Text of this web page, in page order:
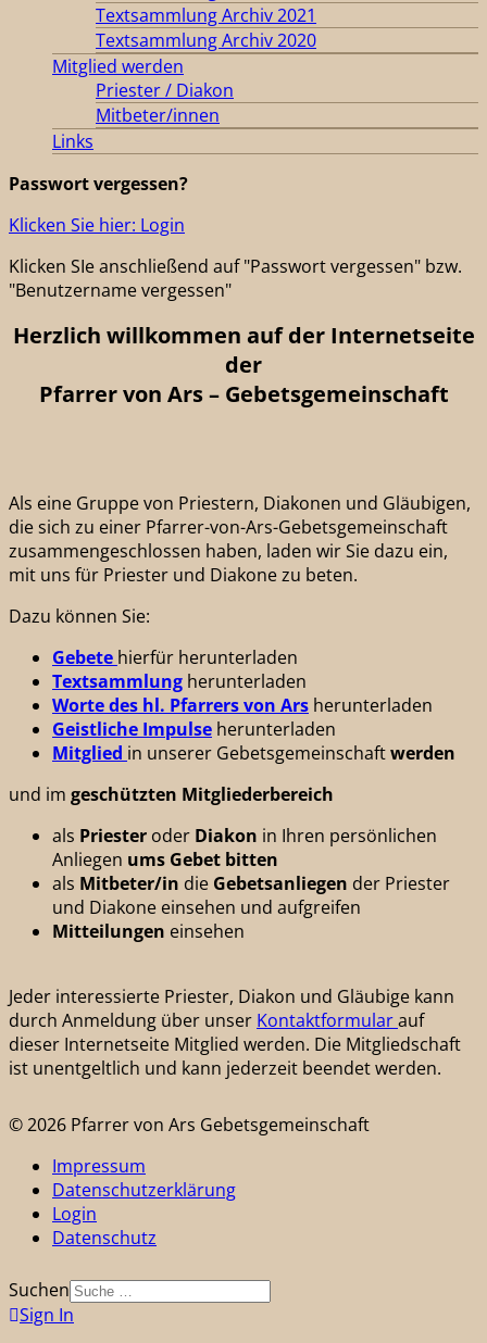
Textsammlung Archiv 2021
Textsammlung Archiv 2020
Mitglied werden
Priester / Diakon
Mitbeter/innen
Links
Passwort vergessen?
Klicken Sie hier: Login
Klicken SIe anschließend auf "Passwort vergessen" bzw.
"Benutzername vergessen"
Herzlich willkommen auf der Internetseite
der
Pfarrer von Ars – Gebetsgemeinschaft
Als eine Gruppe von Priestern, Diakonen und Gläubigen,
die sich zu einer Pfarrer-von-Ars-Gebetsgemeinschaft
zusammengeschlossen haben, laden wir Sie dazu ein,
mit uns für Priester und Diakone zu beten.
Dazu können Sie:
Gebete hierfür herunterladen
Textsammlung herunterladen
Worte des hl. Pfarrers von Ars herunterladen
Geistliche Impulse herunterladen
Mitglied in unserer Gebetsgemeinschaftwerden
und im geschützten Mitgliederbereich
als Priester oder Diakon in Ihren persönlichen
Anliegen ums Gebet bitten
als Mitbeter/in die Gebetsanliegen der Priester
und Diakone einsehen und aufgreifen
Mitteilungen einsehen
Jeder interessierte Priester, Diakon und Gläubige kann
durch Anmeldung über unser Kontaktformularauf
dieser Internetseite Mitglied werden. Die Mitgliedschaft
ist unentgeltlich und kann jederzeit beendet werden.
© 2026 Pfarrer von Ars Gebetsgemeinschaft
Impressum
Datenschutzerklärung
Login
Datenschutz
Suchen
Sign In